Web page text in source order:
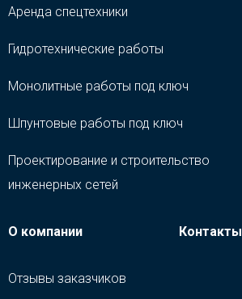
Аренда спецтехники
Гидротехнические работы
Монолитные работы под ключ
Шпунтовые работы под ключ
Проектирование и строительство
инженерных сетей
О компании
Отзывы заказчиков
Контакты